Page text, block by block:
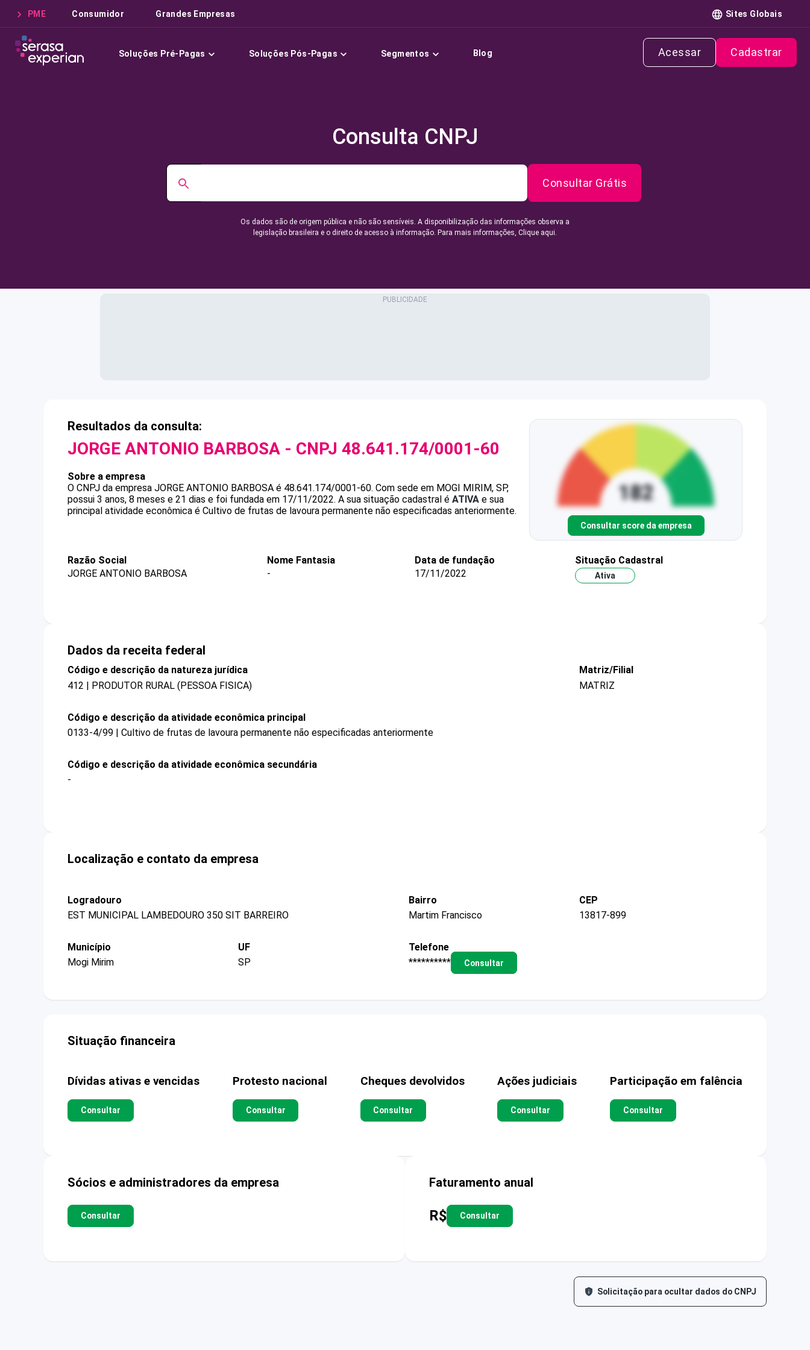
PME Consumidor Grandes Empresas Sites Globais
Soluções Pré-Pagas Soluções Pós-Pagas Segmentos Blog Acessar Cadastrar
Consulta CNPJ
Consultar Grátis
Os dados são de origem pública e não são sensíveis. A disponibilização das informações observa a
legislação brasileira e o direito de acesso à informação. Para mais informações, Clique aqui.
Resultados da consulta:
JORGE ANTONIO BARBOSA - CNPJ 48.641.174/0001-60
Sobre a empresa
O CNPJ da empresa JORGE ANTONIO BARBOSA é 48.641.174/0001-60. Com sede em MOGI MIRIM, SP,
possui 3 anos, 8 meses e 21 dias e foi fundada em 17/11/2022. A sua situação cadastral é ATIVA e sua
principal atividade econômica é Cultivo de frutas de lavoura permanente não especificadas anteriormente.
Consultar score da empresa
Razão Social
JORGE ANTONIO BARBOSA
Nome Fantasia
-
Data de fundação
17/11/2022
Situação Cadastral
Ativa
Dados da receita federal
Código e descrição da natureza jurídica
412 | PRODUTOR RURAL (PESSOA FISICA)
Matriz/Filial
MATRIZ
Código e descrição da atividade econômica principal
0133-4/99 | Cultivo de frutas de lavoura permanente não especificadas anteriormente
Código e descrição da atividade econômica secundária
-
Localização e contato da empresa
Logradouro
EST MUNICIPAL LAMBEDOURO 350 SIT BARREIRO
Bairro
Martim Francisco
CEP
13817-899
Município
Mogi Mirim
UF
SP
Telefone
**********
Consultar
Situação financeira
Dívidas ativas e vencidas
Consultar
Protesto nacional
Consultar
Cheques devolvidos
Consultar
Ações judiciais
Consultar
Participação em falência
Consultar
Sócios e administradores da empresa
Consultar
Faturamento anual
R$ Consultar
Solicitação para ocultar dados do CNPJ